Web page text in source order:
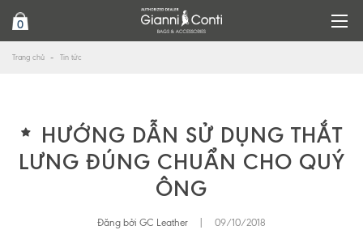
0
Trang chủ Tin tức
HƯỚNG DẪN SỬ DỤNG THẮT
LƯNG ĐÚNG CHUẨN CHO QUÝ
ÔNG
Đăng bởi GC Leather 09/10/2018